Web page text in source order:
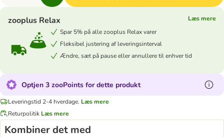
zooplus Relax
Læs mere
Spar 5% på alle zooplus Relax varer
Fleksibel justering af leveringsinterval
Ændre, sæt på pause eller annullere til enhver tid
Optjen 3 zooPoints for dette produkt
Leveringstid 2-4 hverdage. Læs mere
Returpolitik Læs mere
Kombiner det med